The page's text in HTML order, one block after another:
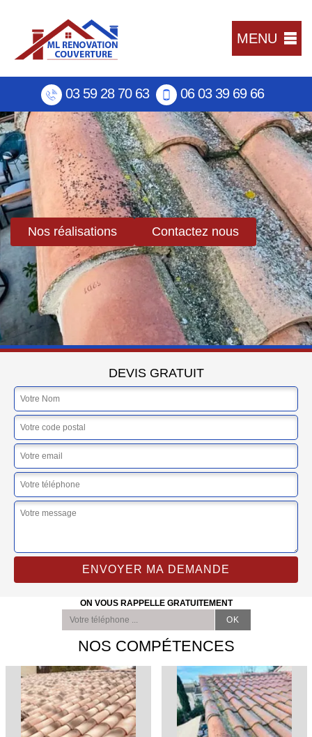
MENU
03 59 28 70 63 06 03 39 69 66
Nos réalisations Contactez nous
DEVIS GRATUIT
ON VOUS RAPPELLE GRATUITEMENT
NOS COMPÉTENCES